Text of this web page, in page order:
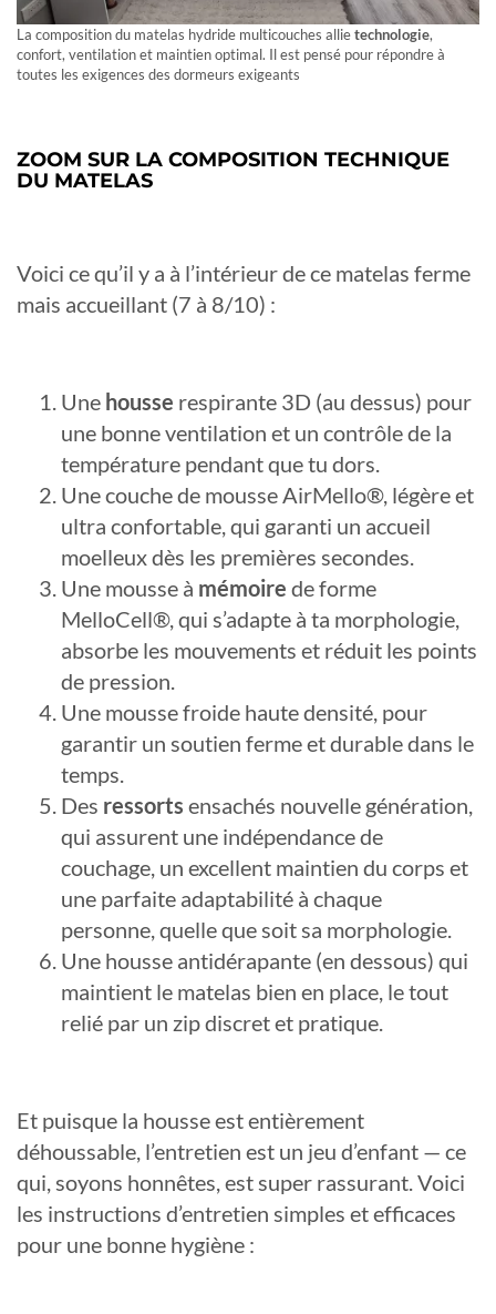
La composition du matelas hydride multicouches allietechnologie,
confort, ventilation et maintien optimal. Il est pensé pour répondre à
toutes les exigences des dormeurs exigeants
ZOOM SUR LA COMPOSITION TECHNIQUE
DU MATELAS
Voici ce qu’il y a à l’intérieur de ce matelas ferme
mais accueillant (7 à 8/10) :
Une housse respirante 3D (au dessus) pour
une bonne ventilation et un contrôle de la
température pendant que tu dors.
Une couche de mousse AirMello®, légère et
ultra confortable, qui garanti un accueil
moelleux dès les premières secondes.
Une mousse à mémoire de forme
MelloCell®, qui s’adapte à ta morphologie,
absorbe les mouvements et réduit les points
de pression.
Une mousse froide haute densité, pour
garantir un soutien ferme et durable dans le
temps.
Des ressorts ensachés nouvelle génération,
qui assurent une indépendance de
couchage, un excellent maintien du corps et
une parfaite adaptabilité à chaque
personne, quelle que soit sa morphologie.
Une housse antidérapante (en dessous) qui
maintient le matelas bien en place, le tout
relié par un zip discret et pratique.
Et puisque la housse est entièrement
déhoussable, l’entretien est un jeu d’enfant — ce
qui, soyons honnêtes, est super rassurant. Voici
les instructions d’entretien simples et efficaces
pour une bonne hygiène :